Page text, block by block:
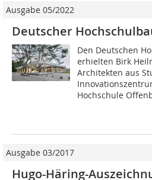
Ausgabe 05/2022
Deutscher
Den Deutschen
erhielten Birk
Architekten aus
Hochschule
Ausgabe 03/2017
Hugo-Häring-